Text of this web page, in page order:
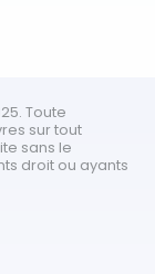
Toute
sur tout
sans le
droit ou ayants